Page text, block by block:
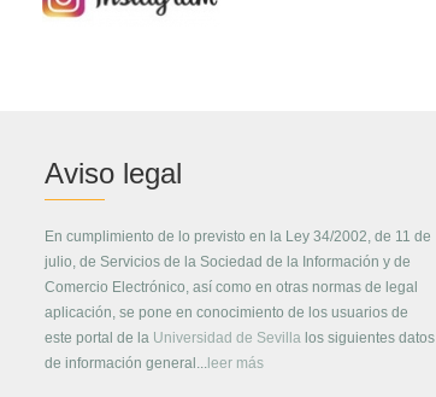
Aviso legal
En cumplimiento de lo previsto en la Ley 34/2002, de 11 de
julio, de Servicios de la Sociedad de la Información y de
Comercio Electrónico, así como en otras normas de legal
aplicación, se pone en conocimiento de los usuarios de
este portal de la Universidad de Sevilla los siguientes datos
de información general... leer más